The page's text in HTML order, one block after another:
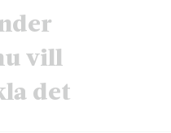
vill
det